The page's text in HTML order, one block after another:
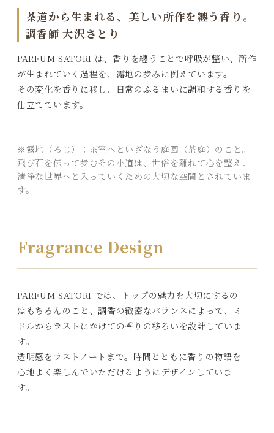
茶道から生まれる、美しい所作を纏う香り。
調香師 大沢さとり
PARFUM SATORI は、香りを纏うことで呼吸が整い、所作
が生まれていく過程を、露地の歩みに例えています。
その変化を香りに移し、日常のふるまいに調和する香りを
仕立てています。
※露地（ろじ）：茶室へといざなう庭園（茶庭）のこと。
飛び石を伝って歩むその小道は、世俗を離れて心を整え、
清浄な世界へと入っていくための大切な空間とされていま
す。
Fragrance Design
PARFUM SATORI では、トップの魅力を大切にするの
はもちろんのこと、調香の緻密なバランスによって、ミ
ドルからラストにかけての香りの移ろいを設計していま
す。
透明感をラストノートまで。時間とともに香りの物語を
心地よく楽しんでいただけるようにデザインしていま
す。